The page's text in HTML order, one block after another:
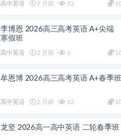
高中英语 2 月前 12
李博恩 2026高三高考英语 A+尖端
寒假班
高中英语 2 月前 6
牟恩博 2026高三高考英语 A+春季班
高中英语 2 月前 12
龙坚 2026高一高中英语 二轮春季班